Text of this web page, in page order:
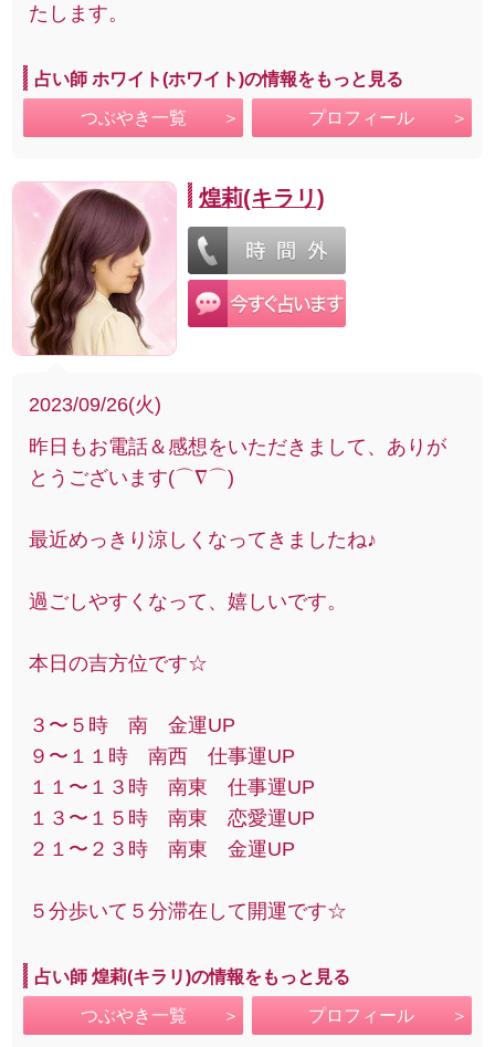
たします。
占い師 ホワイト(ホワイト)の情報をもっと見る
つぶやき一覧 プロフィール
煌莉(キラリ)
2023/09/26(火)
昨日もお電話＆感想をいただきまして、ありが
とうございます(⌒∇⌒)
最近めっきり涼しくなってきましたね♪
過ごしやすくなって、嬉しいです。
本日の吉方位です☆
３〜５時 南 金運UP
９〜１１時 南西 仕事運UP
１１〜１３時 南東 仕事運UP
１３〜１５時 南東 恋愛運UP
２１〜２３時 南東 金運UP
５分歩いて５分滞在して開運です☆
占い師 煌莉(キラリ)の情報をもっと見る
つぶやき一覧 プロフィール